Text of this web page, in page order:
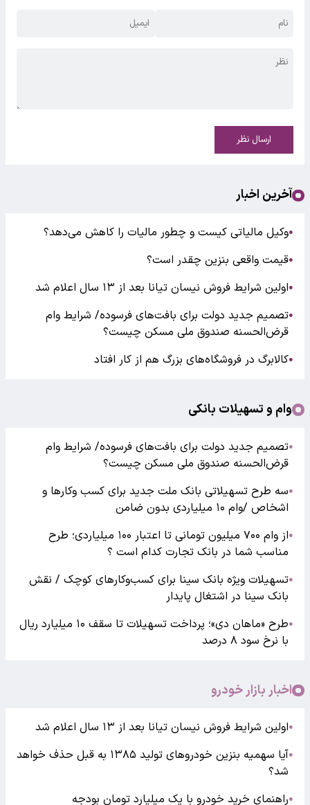
ارسال نظر
آخرین اخبار
●وکیل مالیاتی کیست و چطور مالیات را کاهش می‌دهد؟
●قیمت واقعی بنزین چقدر است؟
●اولین شرایط فروش نیسان تیانا بعد از ۱۳ سال اعلام شد
●تصمیم جدید دولت برای بافت‌های فرسوده/ شرایط وام
قرض‌الحسنه صندوق ملی مسکن چیست؟
●کالابرگ در فروشگاه‌های بزرگ هم از کار افتاد
وام و تسهیلات بانکی
●تصمیم جدید دولت برای بافت‌های فرسوده/ شرایط وام
قرض‌الحسنه صندوق ملی مسکن چیست؟
●سه طرح تسهیلاتی بانک ملت جدید برای کسب وکارها و
اشخاص /وام ۱۰ میلیاردی بدون ضامن
●
از وام ۷۰۰ میلیون تومانی تا اعتبار ۱۰۰ میلیاردی؛ طرح
مناسب شما در بانک تجارت کدام است ؟
●تسهیلات ویژه بانک سینا برای کسب‌وکارهای کوچک / نقش
بانک سینا در اشتغال پایدار
●
طرح «ماهان دی»؛ پرداخت تسهیلات تا سقف ۱۰ میلیارد ریال
با نرخ سود ۸ درصد
اخبار بازار خودرو
●اولین شرایط فروش نیسان تیانا بعد از ۱۳ سال اعلام شد
●
آیا سهمیه بنزین خودروهای تولید ۱۳۸۵ به قبل حذف خواهد
شد؟
●راهنمای خرید خودرو با یک میلیارد تومان بودجه